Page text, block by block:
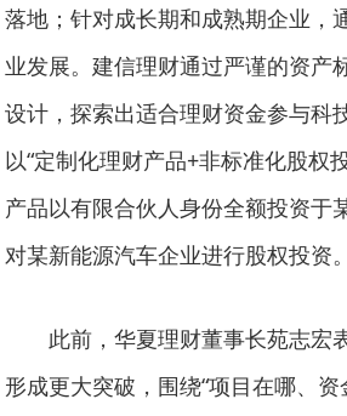
落地；针对成长期和成熟期企业，
业发展。建信理财通过严谨的资产
设计，探索出适合理财资金参与科
以“定制化理财产品+非标准化股权
产品以有限合伙人身份全额投资于
对某新能源汽车企业进行股权投资。
此前，华夏理财董事长苑志宏表
形成更大突破，围绕“项目在哪、